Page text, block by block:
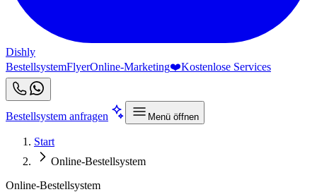
Dishly
BestellsystemFlyerOnline-Marketing❤️Kostenlose Services
Bestellsystem anfragen Menü öffnen
Start
Online-Bestellsystem
Online-Bestellsystem